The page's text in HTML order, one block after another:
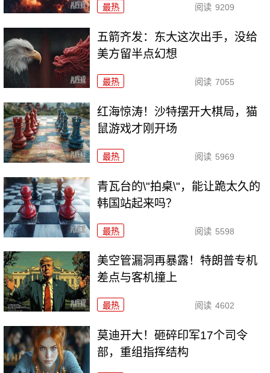
最热 阅读 9209
五箭齐发：东大这次出手，没给
美方留半点幻想
最热 阅读 7055
红海惊涛！沙特摆开大棋局，猫
鼠游戏才刚开场
最热 阅读 5969
青瓦台的\"拍桌\"，能让跪太久的
韩国站起来吗？
最热 阅读 5598
美空管漏洞再暴露！特朗普专机
差点与客机撞上
最热 阅读 4602
莫迪开大！砸碎印军17个司令
部，重组指挥结构